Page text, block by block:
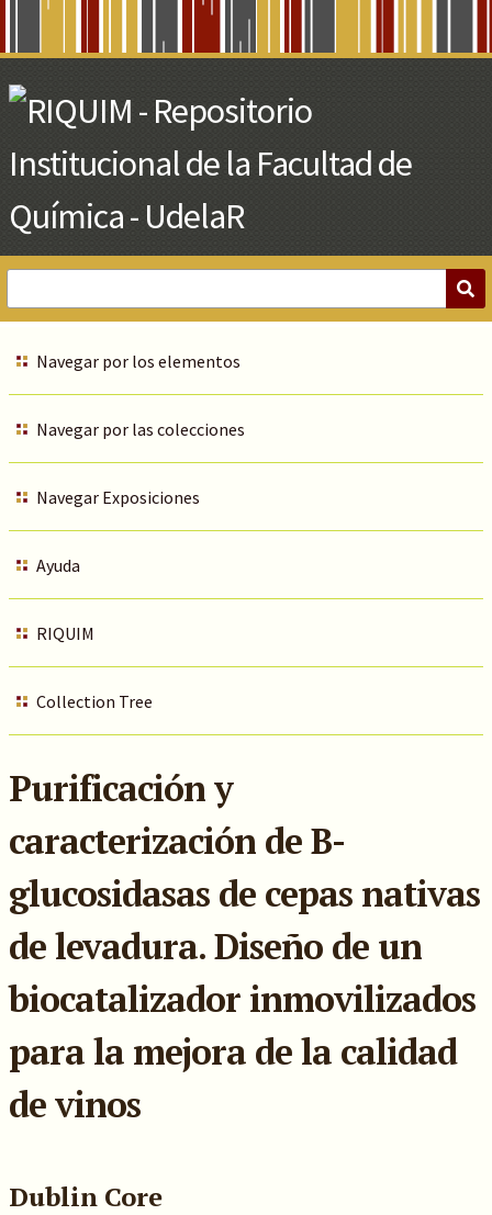
Main
Content
Navegar por los elementos
Navegar por las colecciones
Navegar Exposiciones
Ayuda
RIQUIM
Collection Tree
Purificación y
caracterización de B-
glucosidasas de cepas nativas
de levadura. Diseño de un
biocatalizador inmovilizados
para la mejora de la calidad
de vinos
Dublin Core